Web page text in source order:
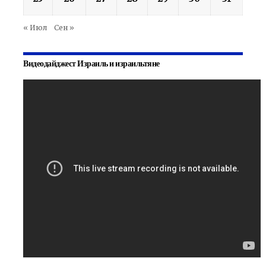
« Июл Сен »
Видеодайджест Израиль и израильтяне